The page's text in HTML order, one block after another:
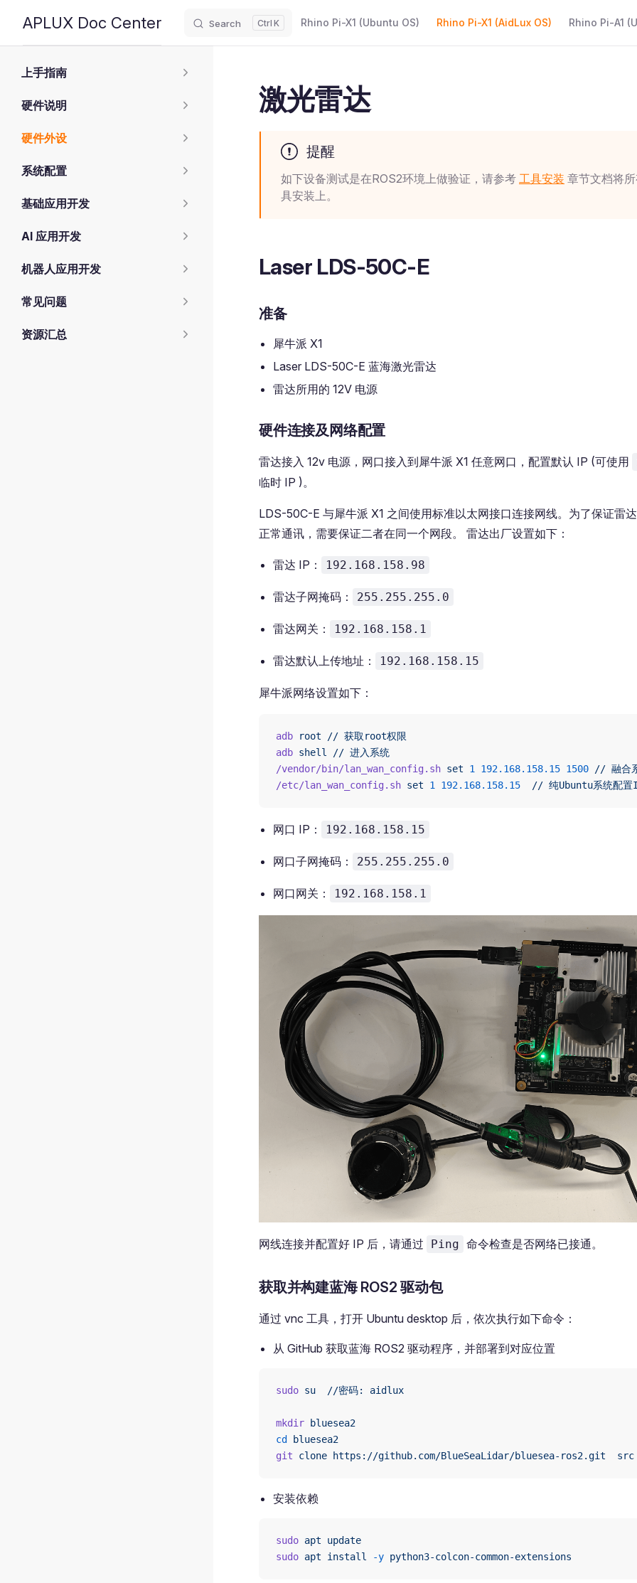
Skip to content
APLUX Doc Center Search K Rhino Pi-X1 (Ubuntu OS) Rhino Pi-X1 (AidLux OS) Rhino Pi-A1
上手指南
硬件说明
硬件外设
系统配置
基础应用开发
AI 应用开发
机器人应用开发
常见问题
资源汇总
激光雷达
提醒
如下设备测试是在ROS2环境上做验证，请参考 工具安装 章节文档将
具安装上。
Laser LDS-50C-E
准备
犀牛派 X1
Laser LDS-50C-E 蓝海激光雷达
雷达所用的 12V 电源
硬件连接及网络配置
雷达接入 12v 电源，网口接入到犀牛派 X1 任意网口，配置默认 IP (可使用
临时 IP )。
LDS-50C-E 与犀牛派 X1 之间使用标准以太网接口连接网线。为了保证雷
正常通讯，需要保证二者在同一个网段。 雷达出厂设置如下：
雷达 IP： 192.168.158.98
雷达子网掩码： 255.255.255.0
雷达网关： 192.168.158.1
雷达默认上传地址： 192.168.158.15
犀牛派网络设置如下：
adb root // 获取root权限
adb shell // 进入系统
/vendor/bin/lan_wan_config.sh set 1 192.168.158.15 1500 // 融合
/etc/lan_wan_config.sh set 1 192.168.158.15
  //
纯Ubuntu系统配置
网口 IP： 192.168.158.15
网口子网掩码： 255.255.255.0
网口网关： 192.168.158.1
网线连接并配置好 IP 后，请通过 Ping 命令检查是否网络已接通。
获取并构建蓝海 ROS2 驱动包
通过 vnc 工具，打开 Ubuntu desktop 后，依次执行如下命令：
从 GitHub 获取蓝海 ROS2 驱动程序，并部署到对应位置
sudo su
  //密码:
aidlux
mkdir bluesea2
cd
bluesea2
git clone https://github.com/BlueSeaLidar/bluesea-ros2.git
  src
安装依赖
sudo apt update
sudo apt install -y python3-colcon-common-extensions